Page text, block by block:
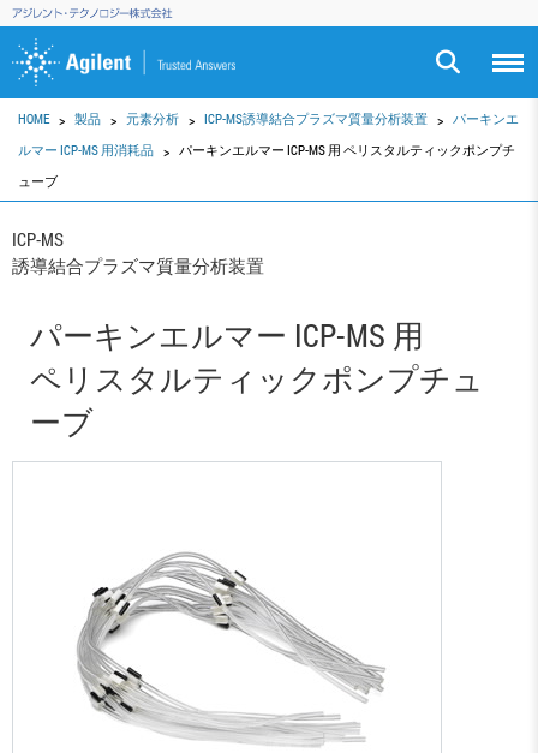
HOME 製品 元素分析 ICP-MS誘導結合プラズマ質量分析装置
パーキンエ
ルマー ICP-MS 用消耗品
パーキンエルマー ICP-MS 用 ペリスタルティックポンプチ
ューブ
ICP-MS
誘導結合プラズマ質量分析装置
パーキンエルマー ICP-MS 用
ペリスタルティックポンプチュ
ーブ